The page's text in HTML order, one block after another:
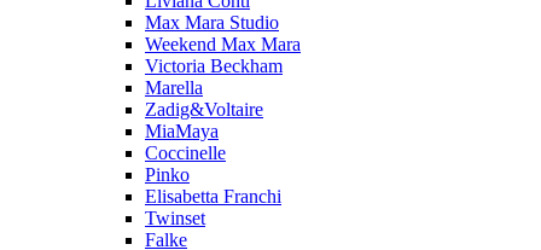
Max Mara Studio
Weekend Max Mara
Victoria Beckham
Marella
Zadig&Voltaire
MiaMaya
Coccinelle
Pinko
Elisabetta Franchi
Twinset
Falke